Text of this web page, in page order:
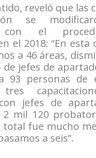
reveló que las
se
con el
el 2018: “En esta
a 46 áreas,
jefes de
93 personas de
jefes de
2 mil 120
fue mucho
a seis”.